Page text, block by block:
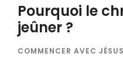
Pourquoi le
jeûner ?
COMMENCER AVEC JÉSUS